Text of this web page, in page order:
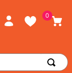
0